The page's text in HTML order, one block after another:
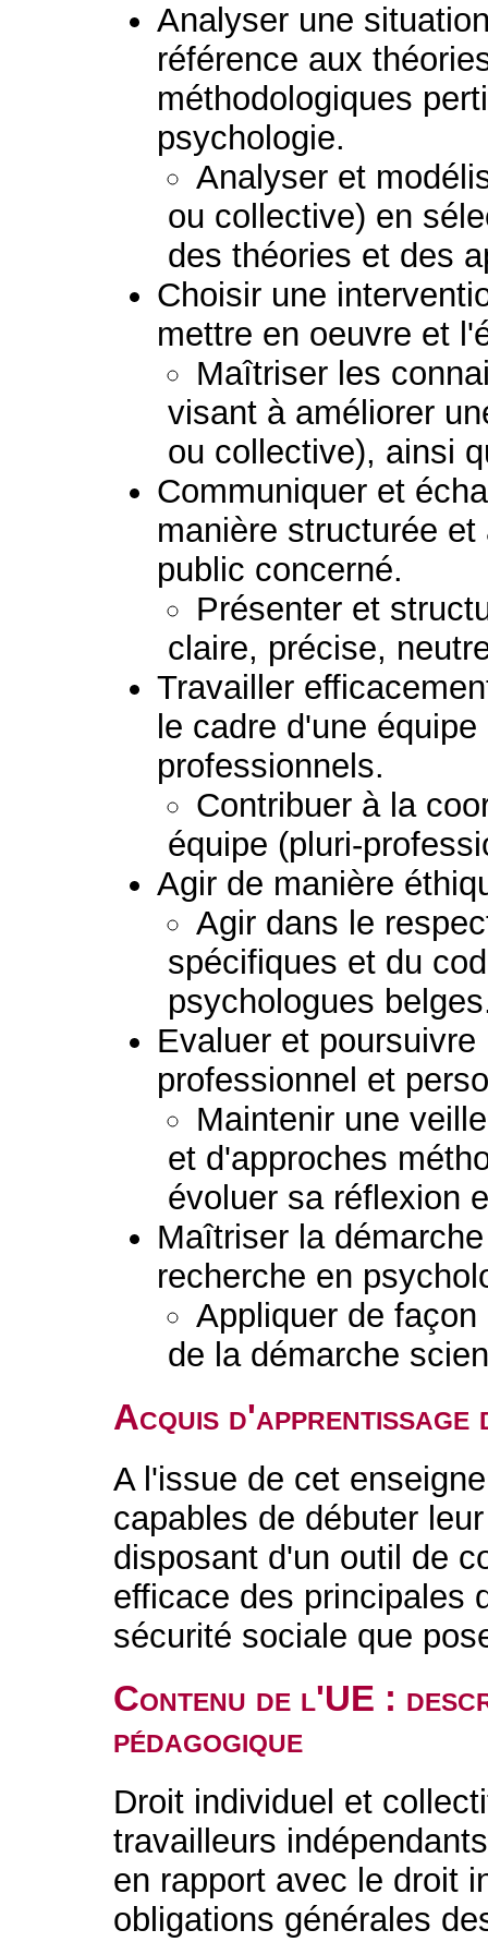
Analyser une
référence aux
méthodologiques
psychologie.
Analyser et
ou collective) en
des théories et des
Choisir une
mettre en oeuvre et
Maîtriser les
visant à améliorer
ou collective), ainsi
Communiquer et
manière structurée
public concerné.
Présenter et
claire, précise,
Travailler
le cadre d'une
professionnels.
Contribuer à la
équipe (pluri-
Agir de manière
Agir dans le
spécifiques et du
psychologues
Evaluer et
professionnel et
Maintenir une
et d'approches
évoluer sa réflexion
Maîtriser la
recherche en
Appliquer de
de la démarche
Acquis d'apprentissage
A l'issue de cet
capables de débuter
disposant d'un outil de
efficace des principales
sécurité sociale que
Contenu de l'UE :
pédagogique
Droit individuel et
travailleurs
en rapport avec le droit
obligations générales